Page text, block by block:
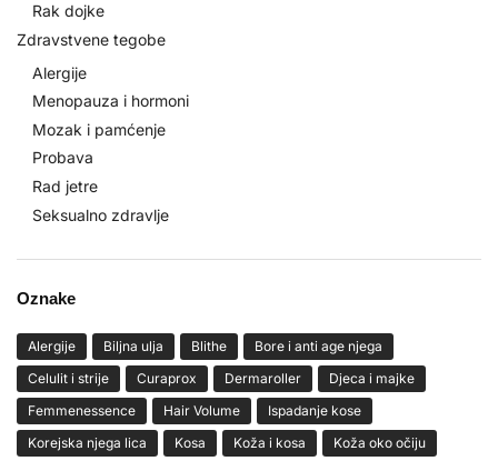
Rak dojke
Zdravstvene tegobe
Alergije
Menopauza i hormoni
Mozak i pamćenje
Probava
Rad jetre
Seksualno zdravlje
Oznake
Alergije Biljna ulja Blithe
Bore i anti age njega
Celulit i strije
Curaprox Dermaroller
Djeca i majke
Femmenessence
Hair Volume
Ispadanje kose
Korejska njega lica
Kosa Koža i kosa
Koža oko očiju